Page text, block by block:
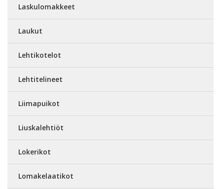
Laskulomakkeet
Laukut
Lehtikotelot
Lehtitelineet
Liimapuikot
Liuskalehtiöt
Lokerikot
Lomakelaatikot